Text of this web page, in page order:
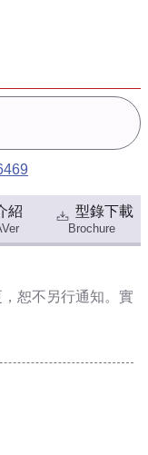
紹 型錄下載
Brochure
恕不另行通知。實